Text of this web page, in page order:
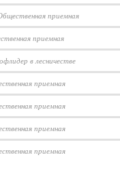
приемная
приемная
в лесничестве
приемная
приемная
приемная
приемная